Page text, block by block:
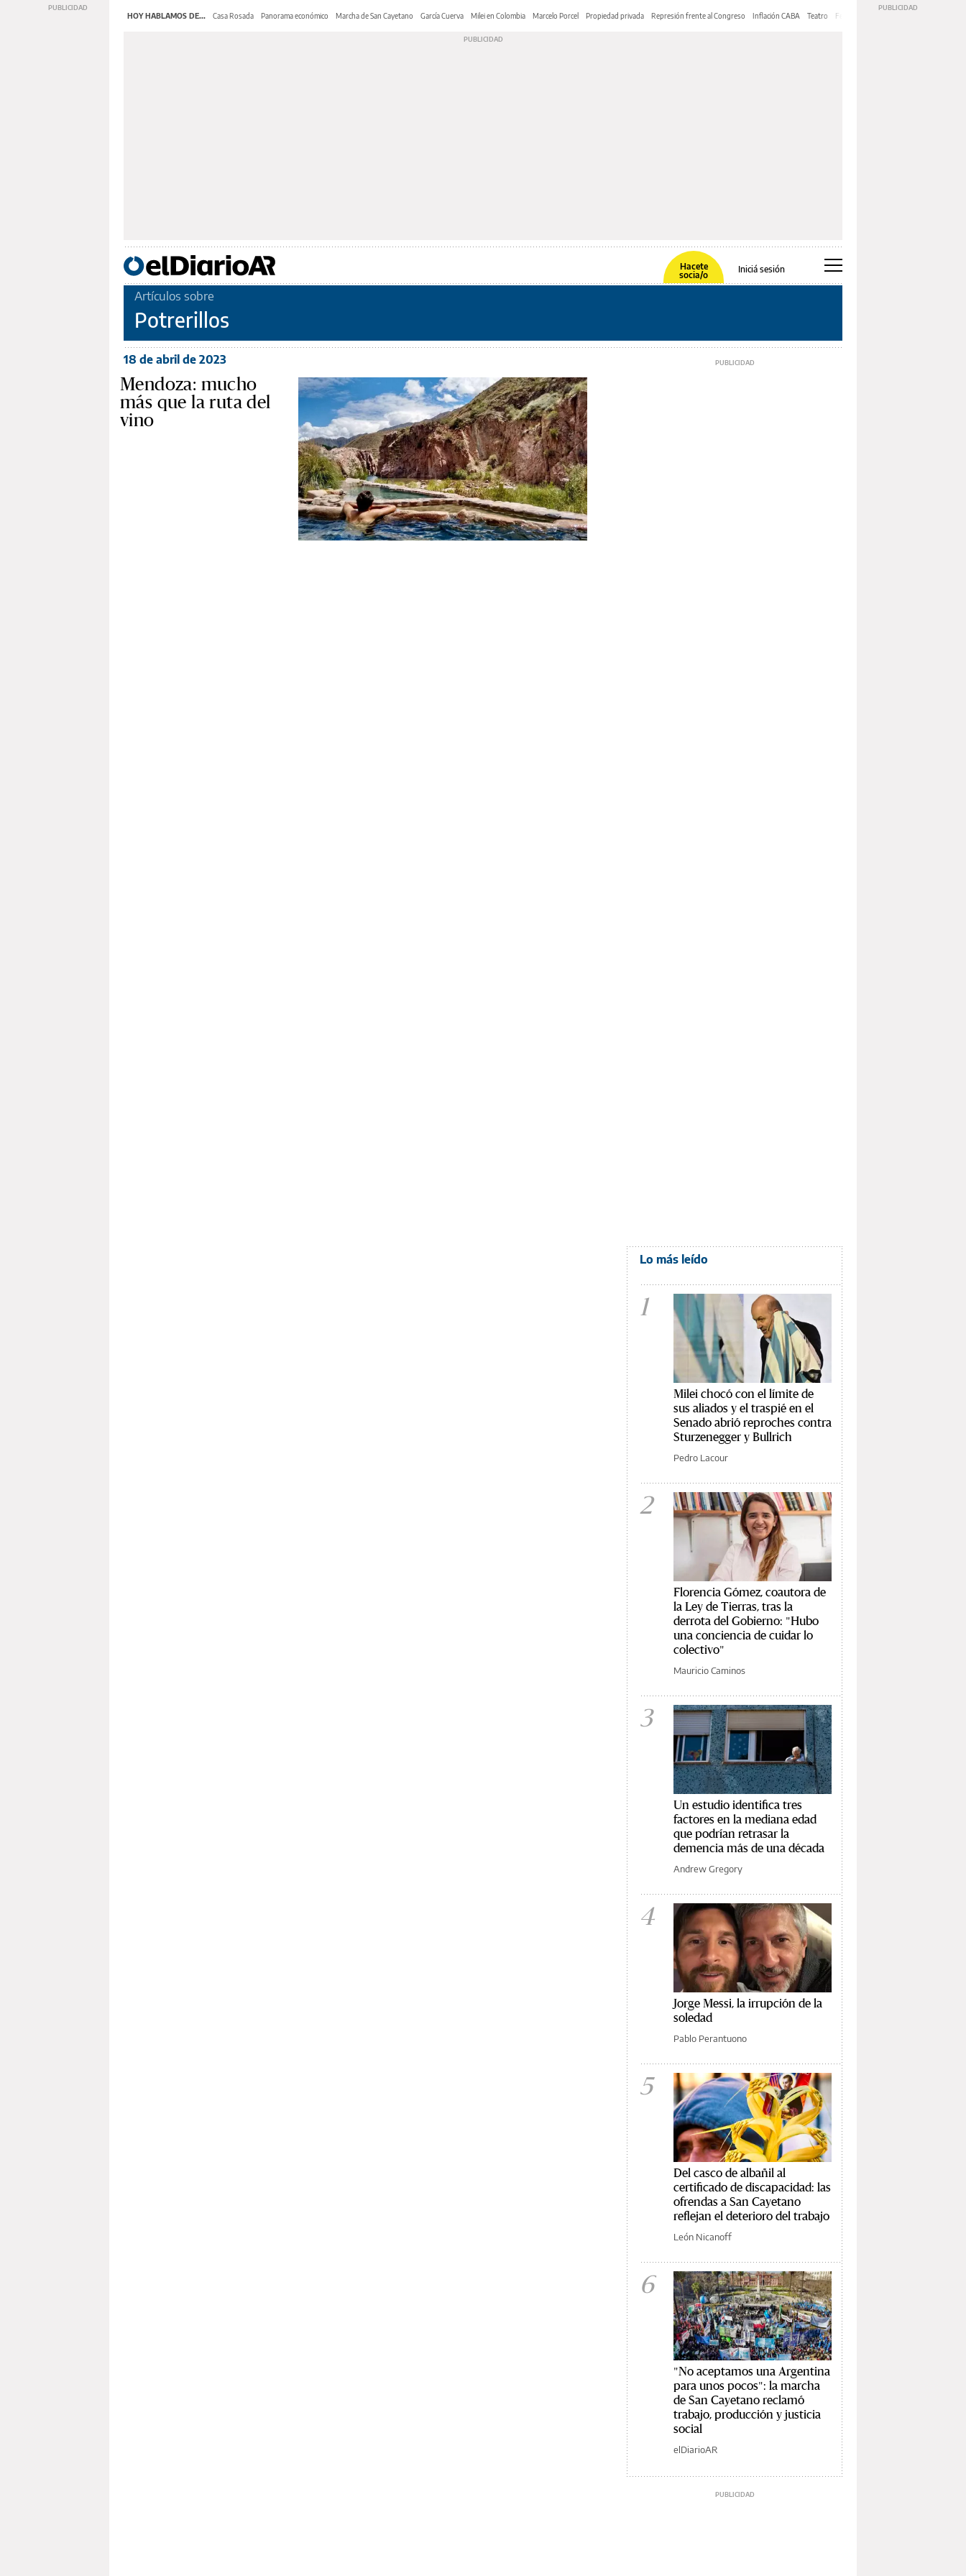
HOY HABLAMOS DE... Casa Rosada Panorama económico Marcha de San Cayetano García Cuerva Milei en Colombia Marcelo Porcel Propiedad privada Represión frente al Congreso Inflación CABA Teatro Feria de Editores
Hacete
socia/o
Iniciá sesión
Artículos sobre
Potrerillos
18 de abril de 2023
Mendoza: mucho
más que la ruta del
vino
Lo más leído
1
Milei chocó con el límite de
sus aliados y el traspié en el
Senado abrió reproches contra
Sturzenegger y Bullrich
Pedro Lacour
2
Florencia Gómez, coautora de
la Ley de Tierras, tras la
derrota del Gobierno: "Hubo
una conciencia de cuidar lo
colectivo"
Mauricio Caminos
3
Un estudio identifica tres
factores en la mediana edad
que podrían retrasar la
demencia más de una década
Andrew Gregory
4
Jorge Messi, la irrupción de la
soledad
Pablo Perantuono
5
Del casco de albañil al
certificado de discapacidad: las
ofrendas a San Cayetano
reflejan el deterioro del trabajo
León Nicanoff
6
"No aceptamos una Argentina
para unos pocos": la marcha
de San Cayetano reclamó
trabajo, producción y justicia
social
elDiarioAR